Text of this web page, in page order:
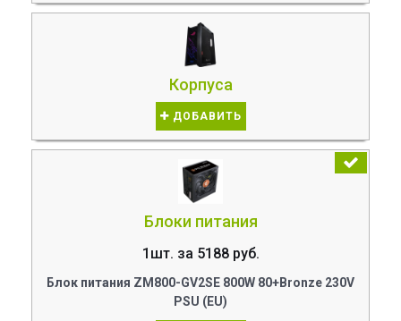
Корпуса
ДОБАВИТЬ
Блоки питания
1шт. за 5188 руб.
Блок питания ZM800-GV2SE 800W 80+Bronze 230V
PSU (EU)